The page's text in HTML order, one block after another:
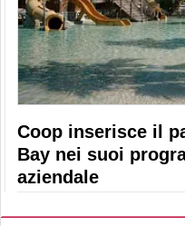
Coop inserisce il
Bay nei suoi
aziendale